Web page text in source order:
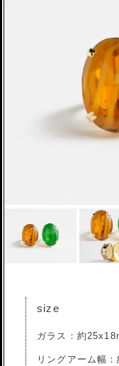
size
ガラス：約
リングアーム幅